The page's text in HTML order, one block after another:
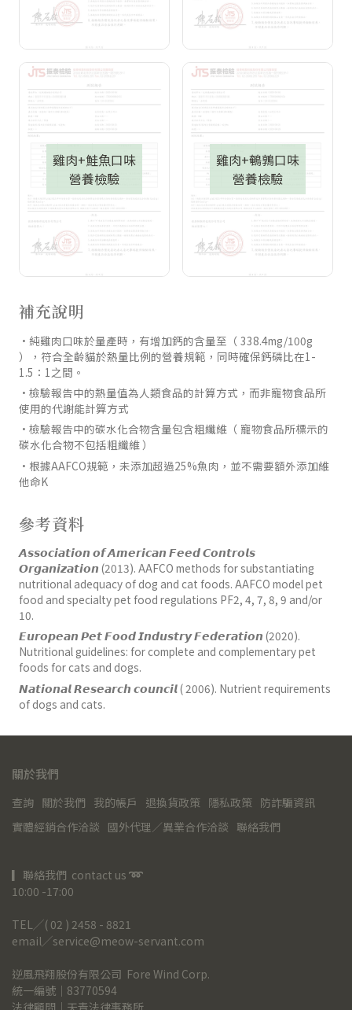
雞肉+鮭魚口味
營養檢驗
雞肉+鵪鶉口味
營養檢驗
補充說明
·純雞肉口味於量產時，有增加鈣的含量至（ 338.4mg/100g
），符合全齡貓於熱量比例的營養規範，同時確保鈣磷比在1-
1.5：1之間。
·檢驗報告中的熱量值為人類食品的計算方式，而非寵物食品所
使用的代謝能計算方式
·檢驗報告中的碳水化合物含量包含粗纖維（ 寵物食品所標示的
碳水化合物不包括粗纖維 ）
·根據AAFCO規範，未添加超過25%魚肉，並不需要額外添加維
他命K
參考資料
𝘼𝙨𝙨𝙤𝙘𝙞𝙖𝙩𝙞𝙤𝙣 𝙤𝙛 𝘼𝙢𝙚𝙧𝙞𝙘𝙖𝙣 𝙁𝙚𝙚𝙙 𝘾𝙤𝙣𝙩𝙧𝙤𝙡𝙨
𝙊𝙧𝙜𝙖𝙣𝙞𝙯𝙖𝙩𝙞𝙤𝙣 (2013). AAFCO methods for substantiating
nutritional adequacy of dog and cat foods. AAFCO model pet
food and specialty pet food regulations PF2, 4, 7, 8, 9 and/or
10.
𝙀𝙪𝙧𝙤𝙥𝙚𝙖𝙣 𝙋𝙚𝙩 𝙁𝙤𝙤𝙙 𝙄𝙣𝙙𝙪𝙨𝙩𝙧𝙮 𝙁𝙚𝙙𝙚𝙧𝙖𝙩𝙞𝙤𝙣 (2020).
Nutritional guidelines: for complete and complementary pet
foods for cats and dogs.
𝙉𝙖𝙩𝙞𝙤𝙣𝙖𝙡 𝙍𝙚𝙨𝙚𝙖𝙧𝙘𝙝 𝙘𝙤𝙪𝙣𝙘𝙞𝙡 ( 2006). Nutrient requirements
of dogs and cats.
關於我們
查詢 關於我們 我的帳戶 退換貨政策 隱私政策 防詐騙資訊
實體經銷合作洽談 國外代理／異業合作洽談 聯絡我們
▎聯絡我們  contact us ➿
10:00 -17:00
TEL╱( 02 ) 2458 - 8821
email╱service@meow-servant.com
逆風飛翔股份有限公司  Fore Wind Corp.
統一編號｜83770594